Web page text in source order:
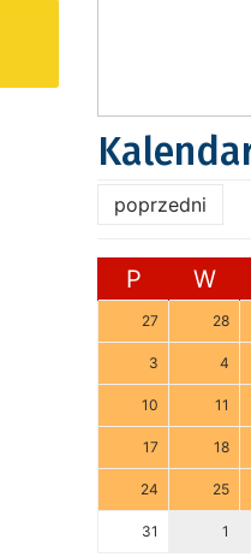
poprzedni
P W
27 28
3 4
10 11
17 18
24 25
31 1